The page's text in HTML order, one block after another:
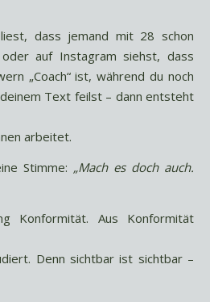
dass jemand mit 28 schon
oder auf Instagram siehst, dass
„Coach“ ist, während du noch
Text feilst – dann entsteht
arbeitet.
Stimme: „Mach es doch auch.
Konformität. Aus Konformität
Denn sichtbar ist sichtbar –